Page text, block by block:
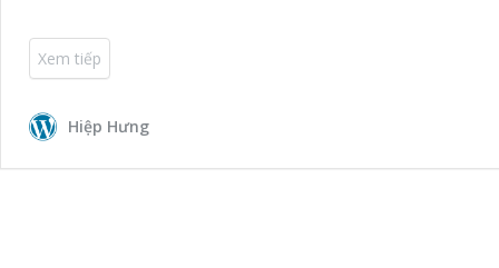
Xem tiếp
Hiệp Hưng